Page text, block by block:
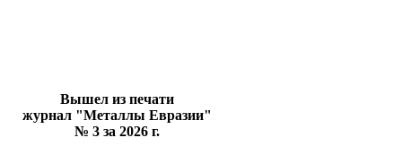
Вышел из печати
журнал "Металлы Евразии"
№ 3 за 2026 г.